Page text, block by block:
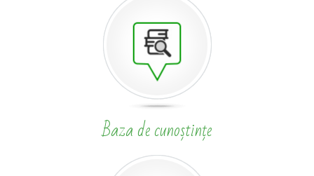
Baza de cunoștințe